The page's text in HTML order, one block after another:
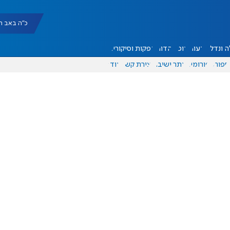
כ"ה באב תשפ"ו
ונדל"ן דעות אוכל יהדות הפקות וסיקורים
ספורט פורומים אתר ישיבה יצירת קשר עוד